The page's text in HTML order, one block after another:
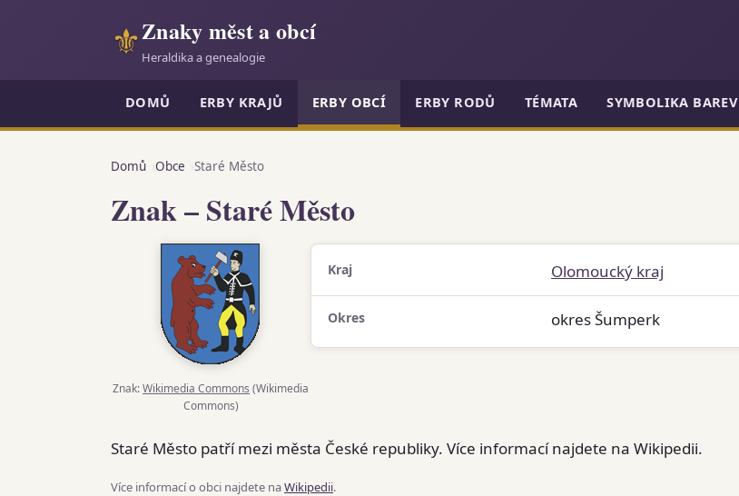
⚜Znaky měst a obcí
Heraldika a genealogie
DOMŮ ERBY KRAJŮ ERBY OBCÍ ERBY RODŮ TÉMATA SYMBOLIKA BAREV
Domů Obce Staré Město
Znak – Staré Město
Znak:Wikimedia Commons (Wikimedia
Commons)
Kraj Olomoucký kraj
Okres okres Šumperk
Staré Město patří mezi města České republiky. Více informací najdete na Wikipedii.
Více informací o obci najdete naWikipedii.